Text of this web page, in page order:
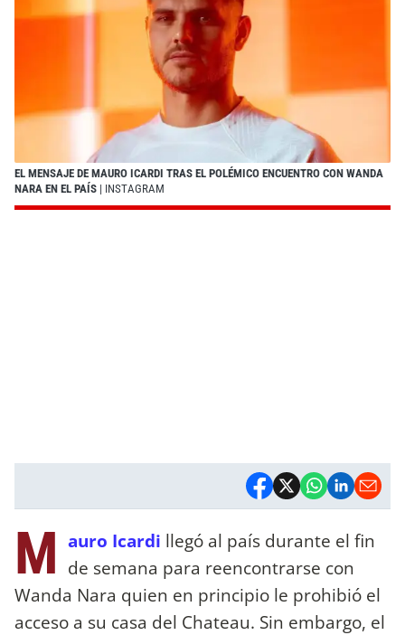
EL MENSAJE DE MAURO ICARDI TRAS EL POLÉMICO ENCUENTRO CON WANDA
NARA EN EL PAÍS | INSTAGRAM
M auro Icardi llegó al país durante el fin
de semana para reencontrarse con
Wanda Nara quien en principio le prohibió el
acceso a su casa del Chateau. Sin embargo, el